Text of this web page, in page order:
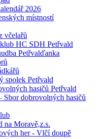
2026
místností
včelařů
HC SDH Petřvald
Petřvalďanka
spolek Petřvald
hasičů Petřvald
Sbor dobrovolných hasičů
na Moravě,z.s.
her - Vlčí doupě